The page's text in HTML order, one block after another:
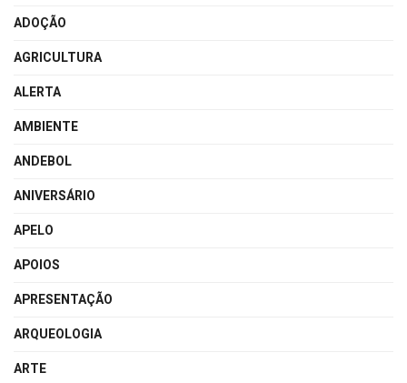
ADOÇÃO
AGRICULTURA
ALERTA
AMBIENTE
ANDEBOL
ANIVERSÁRIO
APELO
APOIOS
APRESENTAÇÃO
ARQUEOLOGIA
ARTE